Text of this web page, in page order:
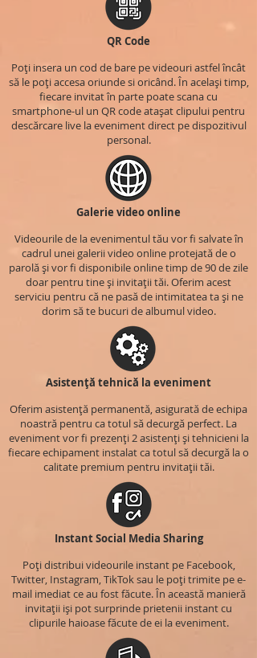
QR Code
Poți insera un cod de bare pe videouri astfel încât
să le poți accesa oriunde si oricând. În același timp,
fiecare invitat în parte poate scana cu
smartphone-ul un QR code atașat clipului pentru
descărcare live la eveniment direct pe dispozitivul
personal.
Galerie video online
Videourile de la evenimentul tău vor fi salvate în
cadrul unei galerii video online protejată de o
parolă și vor fi disponibile online timp de 90 de zile
doar pentru tine și invitații tăi. Oferim acest
serviciu pentru că ne pasă de intimitatea ta și ne
dorim să te bucuri de albumul video.
Asistență tehnică la eveniment
Oferim asistență permanentă, asigurată de echipa
noastră pentru ca totul să decurgă perfect. La
eveniment vor fi prezenți 2 asistenți și tehnicieni la
fiecare echipament instalat ca totul să decurgă la o
calitate premium pentru invitații tăi.
Instant Social Media Sharing
Poți distribui videourile instant pe Facebook,
Twitter, Instagram, TikTok sau le poți trimite pe e-
mail imediat ce au fost făcute. În această manieră
invitații iși pot surprinde prietenii instant cu
clipurile haioase făcute de ei la eveniment.